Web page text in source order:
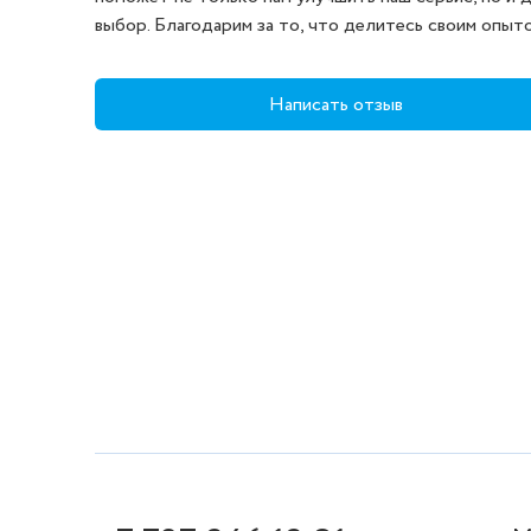
выбор. Благодарим за то, что делитесь своим
Написать отзыв